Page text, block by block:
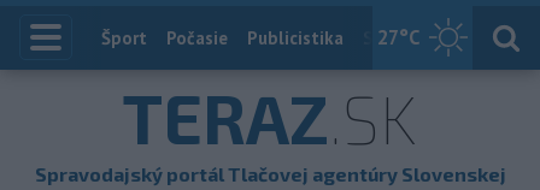
27°C
Index
Šport Počasie Publicistika Slovensko
TERAZ.SK
Spravodajský portál Tlačovej agentúry Slovenskej